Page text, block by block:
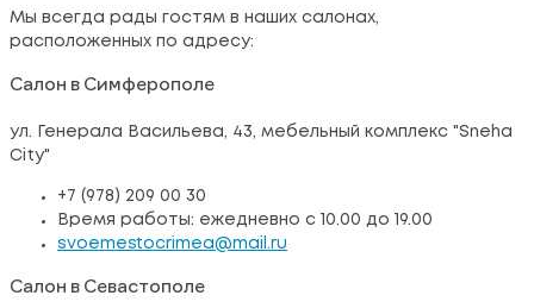
Мы всегда рады гостям в наших салонах,
расположенных по адресу:
Салон в Симферополе
ул. Генерала Васильева, 43, мебельный комплекс "Sneha
City"
+7 (978) 209 00 30
Время работы: ежедневно с 10.00 до 19.00
svoemestocrimea@mail.ru
Салон в Севастополе